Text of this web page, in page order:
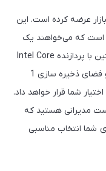
عرضه کرده است. این
است که می‌خواهند یک
مدل رده بالا از لپ‌ تاپ را داشته باشند. همچنین با پردازنده Intel Core
i7، 16 گیگابایت رم، گرافیک Nvidia MX250 و فضای ذخیره‌ سازی 1
شما قرار خواهد داد.
مدیرانی هستید که
شما انتخاب مناسبی